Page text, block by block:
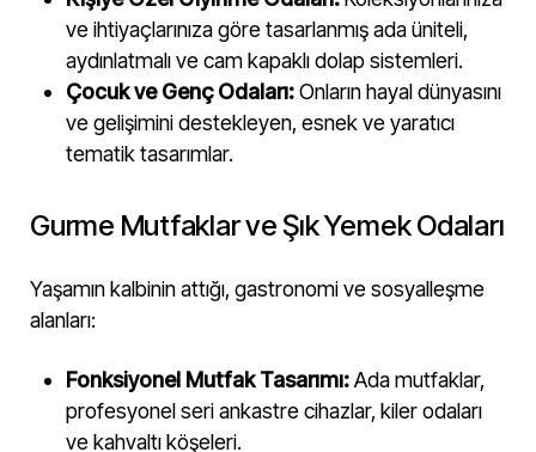
ve ihtiyaçlarınıza göre tasarlanmış ada üniteli,
aydınlatmalı ve cam kapaklı dolap sistemleri.
Çocuk ve Genç Odaları:Onların hayal dünyasını
ve gelişimini destekleyen, esnek ve yaratıcı
tematik tasarımlar.
Gurme Mutfaklar ve Şık Yemek Odaları
Yaşamın kalbinin attığı, gastronomi ve sosyalleşme
alanları:
Fonksiyonel Mutfak Tasarımı:Ada mutfaklar,
profesyonel seri ankastre cihazlar, kiler odaları
ve kahvaltı köşeleri.